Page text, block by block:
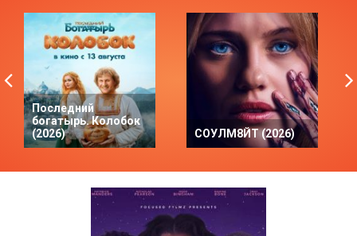
Последний
богатырь. Колобок
(2026)
СОУЛМ8ЙТ (2026)